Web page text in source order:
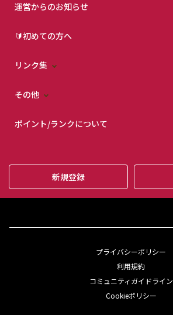
運営からのお知らせ
🔰初めての方へ
リンク集
その他
ポイント/ランクについて
新規登録
プライバシーポリシー
利用規約
コミュニティガイドライン
Cookieポリシー